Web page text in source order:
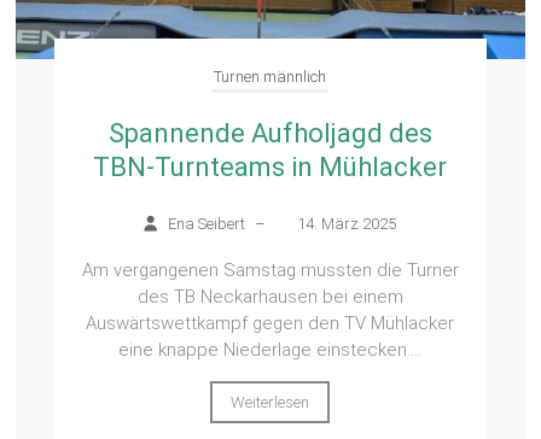
Turnen männlich
Spannende Aufholjagd des
TBN-Turnteams in Mühlacker
Ena Seibert – 14. März 2025
Am vergangenen Samstag mussten die Turner
des TB Neckarhausen bei einem
Auswärtswettkampf gegen den TV Mühlacker
eine knappe Niederlage einstecken....
Weiterlesen